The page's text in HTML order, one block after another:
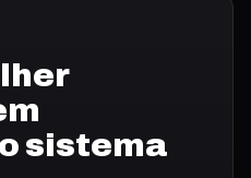
sistema